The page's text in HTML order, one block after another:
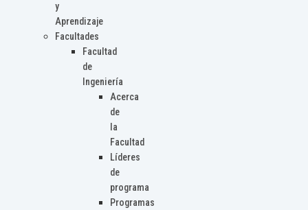
y
Aprendizaje
Facultades
Facultad
de
Ingeniería
Acerca
de
la
Facultad
Líderes
de
programa
Programas